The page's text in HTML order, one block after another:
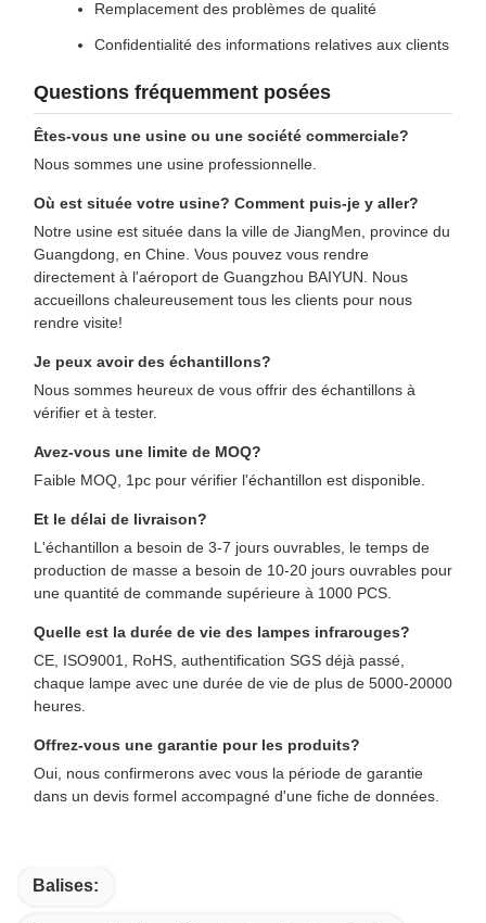
Remplacement des problèmes de qualité
Confidentialité des informations relatives aux clients
Questions fréquemment posées
Êtes-vous une usine ou une société commerciale?
Nous sommes une usine professionnelle.
Où est située votre usine? Comment puis-je y aller?
Notre usine est située dans la ville de JiangMen, province du
Guangdong, en Chine. Vous pouvez vous rendre
directement à l'aéroport de Guangzhou BAIYUN. Nous
accueillons chaleureusement tous les clients pour nous
rendre visite!
Je peux avoir des échantillons?
Nous sommes heureux de vous offrir des échantillons à
vérifier et à tester.
Avez-vous une limite de MOQ?
Faible MOQ, 1pc pour vérifier l'échantillon est disponible.
Et le délai de livraison?
L'échantillon a besoin de 3-7 jours ouvrables, le temps de
production de masse a besoin de 10-20 jours ouvrables pour
une quantité de commande supérieure à 1000 PCS.
Quelle est la durée de vie des lampes infrarouges?
CE, ISO9001, RoHS, authentification SGS déjà passé,
chaque lampe avec une durée de vie de plus de 5000-20000
heures.
Offrez-vous une garantie pour les produits?
Oui, nous confirmerons avec vous la période de garantie
dans un devis formel accompagné d'une fiche de données.
Balises: